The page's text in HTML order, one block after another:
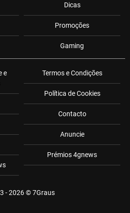
Dicas
Promoções
Gaming
e
Termos e Condições
Política de Cookies
Contacto
Anuncie
Prémios 4gnews
- 2026 ©7Graus